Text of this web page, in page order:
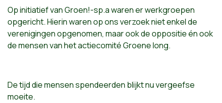
Op initiatief van Groen!-sp.a waren er werkgroepen
opgericht. Hierin waren op ons verzoek niet enkel de
verenigingen opgenomen, maar ook de oppositie én ook
de mensen van het actiecomité Groene long.
De tijd die mensen spendeerden blijkt nu vergeefse
moeite.